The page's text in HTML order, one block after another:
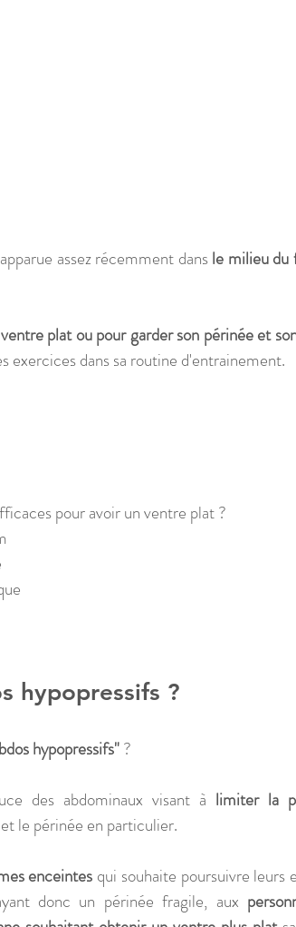
assez récemment dans le milieu du
plat ou pour garder son périnée et
exercices dans sa routine d'entrainement.
pour avoir un ventre plat ?
hypopressifs ?
hypopressifs" ?
des abdominaux visant à limiter la
le périnée en particulier.
enceintes qui souhaite poursuivre leurs
donc un périnée fragile, aux